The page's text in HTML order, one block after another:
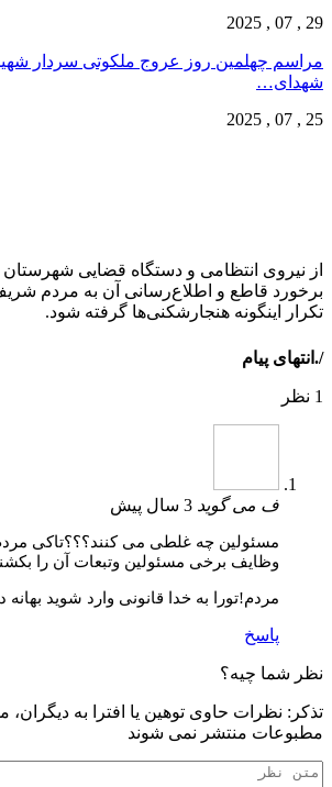
29 , 07 , 2025
مراسم چهلمین روز عروج ملکوتی سردار شهید
شهدای…
25 , 07 , 2025
از نیروی انتظامی و دستگاه قضایی شهرستان
برخورد قاطع و اطلاع‌رسانی آن به مردم
تکرار اینگونه هنجارشکنی‌ها گرفته شود.
/.انتهای پیام
1 نظر
ف می گوید 3 سال پیش
مسئولین چه غلطی می کنند؟؟؟تاکی
وظایف برخی مسئولین وتبعات آن را
مردم!تورا به خدا قانونی وارد شوید
پاسخ
نظر شما چیه؟
تذكر: نظرات حاوی توهين يا افترا به ديگران،
مطبوعات منتشر نمی شوند